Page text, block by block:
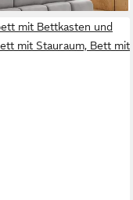
mit Bettkasten und
mit Stauraum, Bett mit